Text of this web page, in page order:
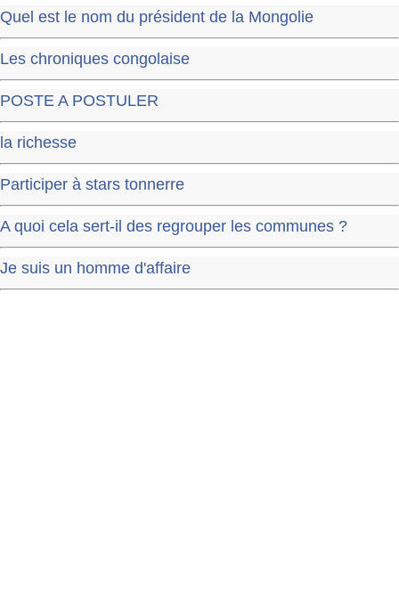
Quel est le nom du président de la Mongolie
Les chroniques congolaise
POSTE A POSTULER
la richesse
Participer à stars tonnerre
A quoi cela sert-il des regrouper les communes ?
Je suis un homme d'affaire